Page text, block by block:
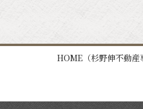
HOME （杉野伸不動産